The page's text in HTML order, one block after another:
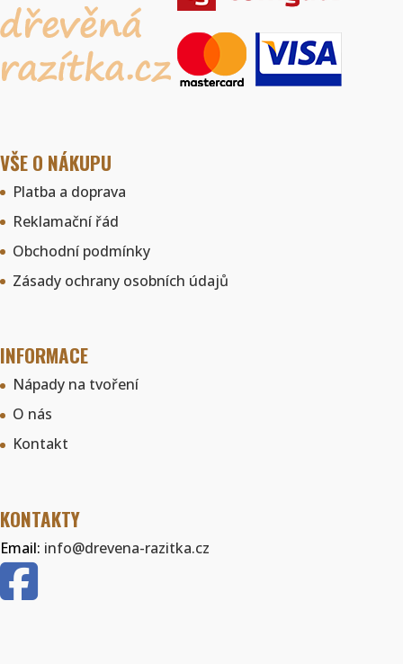
VŠE O NÁKUPU
Platba a doprava
Reklamační řád
Obchodní podmínky
Zásady ochrany osobních údajů
INFORMACE
Nápady na tvoření
O nás
Kontakt
KONTAKTY
Email: info@drevena-razitka.cz